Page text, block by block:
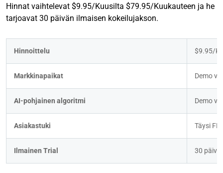
Hinnat vaihtelevat $9.95/Kuusilta $79.95/Kuukauteen ja he
tarjoavat 30 päivän ilmaisen kokeilujakson.
Hinnoittelu $9.95/
Markkinapaikat Demo
AI-pohjainen algoritmi Demo
Asiakastuki Täysi
Ilmainen Trial 30